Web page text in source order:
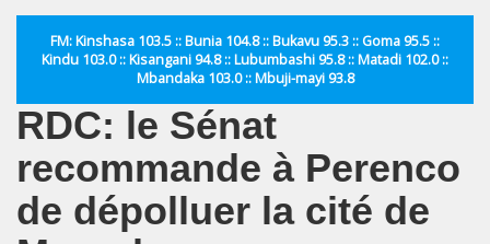
FM: Kinshasa 103.5 :: Bunia 104.8 :: Bukavu 95.3 :: Goma 95.5 ::
Kindu 103.0 :: Kisangani 94.8 :: Lubumbashi 95.8 :: Matadi 102.0 ::
Mbandaka 103.0 :: Mbuji-mayi 93.8
RDC: le Sénat
recommande à Perenco
de dépolluer la cité de